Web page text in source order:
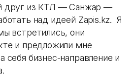
друг из КТЛ — Санжар —
над идеей Zapis.kz. Я
встретились, они
и предложили мне
себя бизнес-направление и